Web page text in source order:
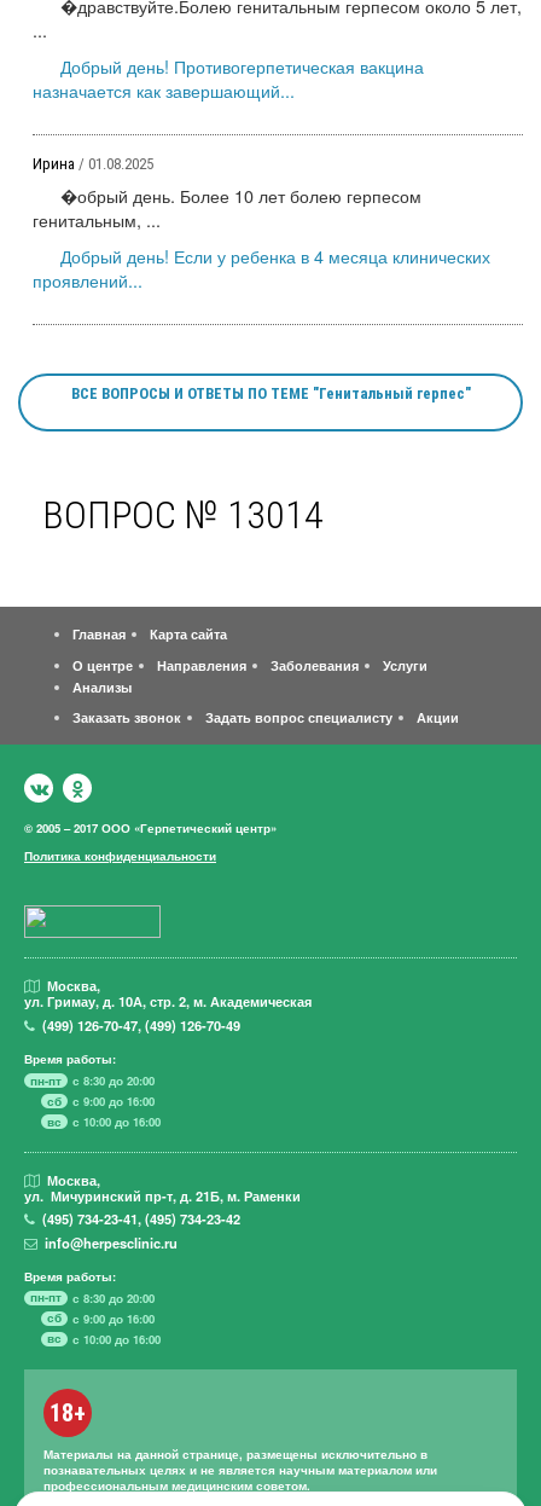
...
Добрый день! Противогерпетическая вакцина
назначается как завершающий...
Ирина / 01.08.2025
�обрый день. Более 10 лет болею герпесом
генитальным, ...
Добрый день! Если у ребенка в 4 месяца клинических
проявлений...
ВСЕ ВОПРОСЫ И ОТВЕТЫ ПО ТЕМЕ "Генитальный герпес"
ВОПРОС № 13014
Главная
Карта сайта
О центре
Направления Заболевания
Услуги
Анализы
Заказать звонок
Задать вопрос специалисту Акции
© 2005 – 2017 ООО «Герпетический центр»
Политика конфиденциальности
Москва,
ул. Гримау,д. 10А, стр. 2, м. Академическая
(499)126-70-47,(499)126-70-49
Время работы:
пн-пт
с 8:30 до 20:00
сб
с 9:00 до 16:00
вс
с 10:00 до 16:00
Москва,
ул. Мичуринский пр-т, д. 21Б, м. Раменки
(495)734-23-41,(495)734-23-42
info@herpesclinic.ru
Время работы:
пн-пт
с 8:30 до 20:00
сб
с 9:00 до 16:00
вс
с 10:00 до 16:00
18+
Материалы на данной странице, размещены исключительно в
познавательных целях и не является научным материалом или
профессиональным медицинским советом.